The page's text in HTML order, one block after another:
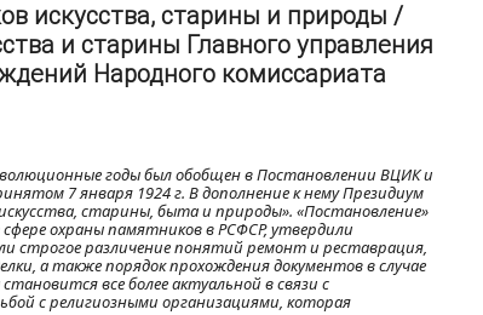
искусства, старины и природы /
и старины Главного управления
Народного комиссариата
годы был обобщен в Постановлении ВЦИК и
7 января 1924 г. В дополнение к нему Президиум
старины, быта и природы». «Постановление»
охраны памятников в РСФСР, утвердили
строгое различение понятий ремонт и реставрация,
а также порядок прохождения документов в случае
все более актуальной в связи с
с религиозными организациями, которая